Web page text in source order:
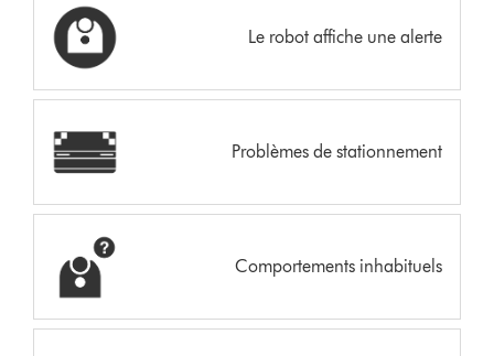
Le robot affiche une alerte
Problèmes de stationnement
Comportements inhabituels